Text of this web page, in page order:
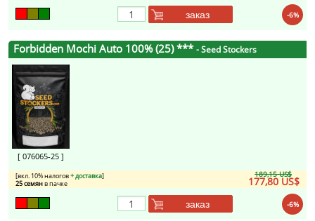
-6%
заказ
Forbidden Mochi Auto 100% (25) ***- Seed Stockers
[ 076065-25 ]
189,15 US$
177,80 US$
[вкл. 10% налогов+ доставка]
25 семянв пачке
-6%
заказ